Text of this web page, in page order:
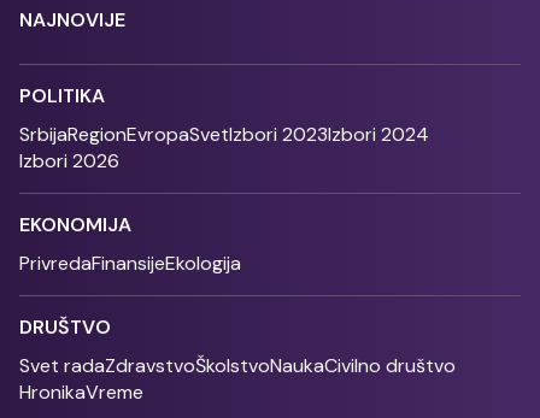
NAJNOVIJE
POLITIKA
SrbijaRegionEvropaSvetIzbori 2023Izbori 2024
Izbori 2026
EKONOMIJA
PrivredaFinansijeEkologija
DRUŠTVO
Svet radaZdravstvoŠkolstvoNaukaCivilno društvo
HronikaVreme